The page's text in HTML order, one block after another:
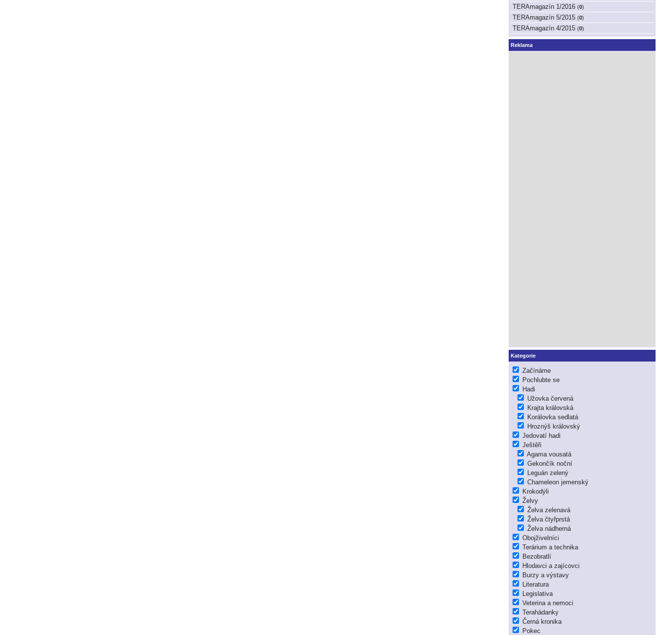
TERAmagazín 1/2016 (0)
TERAmagazín 5/2015 (0)
TERAmagazín 4/2015 (0)
Reklama
Kategorie
Začínáme
Pochlubte se
Hadi
Užovka červená
Krajta královská
Korálovka sedlatá
Hroznýš královský
Jedovatí hadi
Ještěři
Agama vousatá
Gekončík noční
Leguán zelený
Chameleon jemenský
Krokodýli
Želvy
Želva zelenavá
Želva čtyřprstá
Želva nádherná
Obojživelníci
Terárium a technika
Bezobratlí
Hlodavci a zajícovci
Burzy a výstavy
Literatura
Legislativa
Veterina a nemoci
Terahádanky
Černá kronika
Pokec